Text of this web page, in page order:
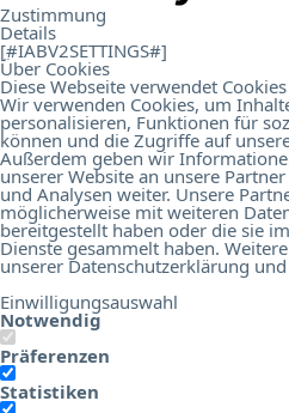
Zustimmung
Details
[#IABV2SETTINGS#]
Über Cookies
Diese Webseite verwendet Cookies
Wir verwenden Cookies, um
personalisieren, Funktionen für
können und die Zugriffe auf
Außerdem geben wir
unserer Website an unsere
und Analysen weiter. Unsere
möglicherweise mit weiteren
bereitgestellt haben oder die sie
Dienste gesammelt haben.
unserer Datenschutzerklärung
Einwilligungsauswahl
Notwendig
Präferenzen
Statistiken
nós.
Carreira.
Contacto.